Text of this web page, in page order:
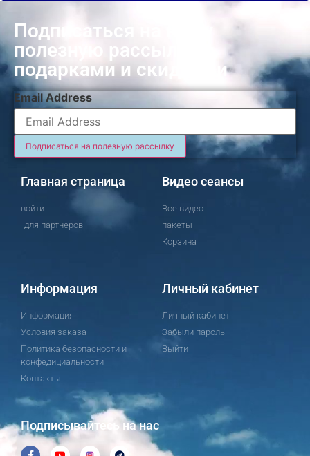
Подписаться на нашу
полезную рассылку с
подарками и скидками
Email Address
Главная страница
войти
для партнеров
Видео сеансы
Все видео
пакеты
Корзина
Информация
Информация
Условия заказа
Политика безопасности и
конфедициальности
Контакты
Личный кабинет
Личный кабинет
Забыли пароль
Выйти
Подписывайтесь на нас